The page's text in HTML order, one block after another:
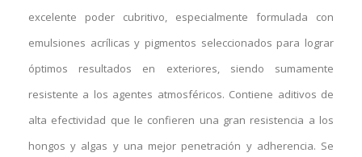
excelente poder cubritivo, especialmente formulada con
emulsiones acrílicas y pigmentos seleccionados para lograr
óptimos resultados en exteriores, siendo sumamente
resistente a los agentes atmosféricos. Contiene aditivos de
alta efectividad que le confieren una gran resistencia a los
hongos y algas y una mejor penetración y adherencia. Se